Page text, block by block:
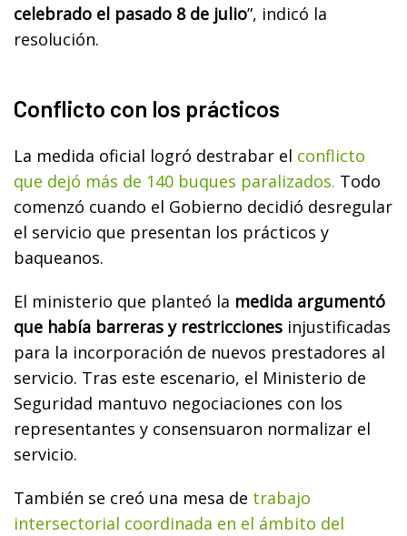
celebrado el pasado 8 de julio”, indicó la
resolución.
Conflicto con los prácticos
La medida oficial logró destrabar el conflicto
que dejó más de 140 buques paralizados. Todo
comenzó cuando el Gobierno decidió desregular
el servicio que presentan los prácticos y
baqueanos.
El ministerio que planteó la medida argumentó
que había barreras y restricciones injustificadas
para la incorporación de nuevos prestadores al
servicio. Tras este escenario, el Ministerio de
Seguridad mantuvo negociaciones con los
representantes y consensuaron normalizar el
servicio.
También se creó una mesa de trabajo
intersectorial coordinada en el ámbito del